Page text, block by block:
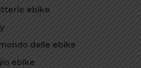
ebike
delle ebike
ebike